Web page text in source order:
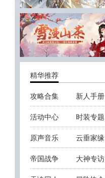
精华推荐
攻略合集 新人手册
活动中心 时装专题
原声音乐 云垂家缘
帝国战争 大神专访